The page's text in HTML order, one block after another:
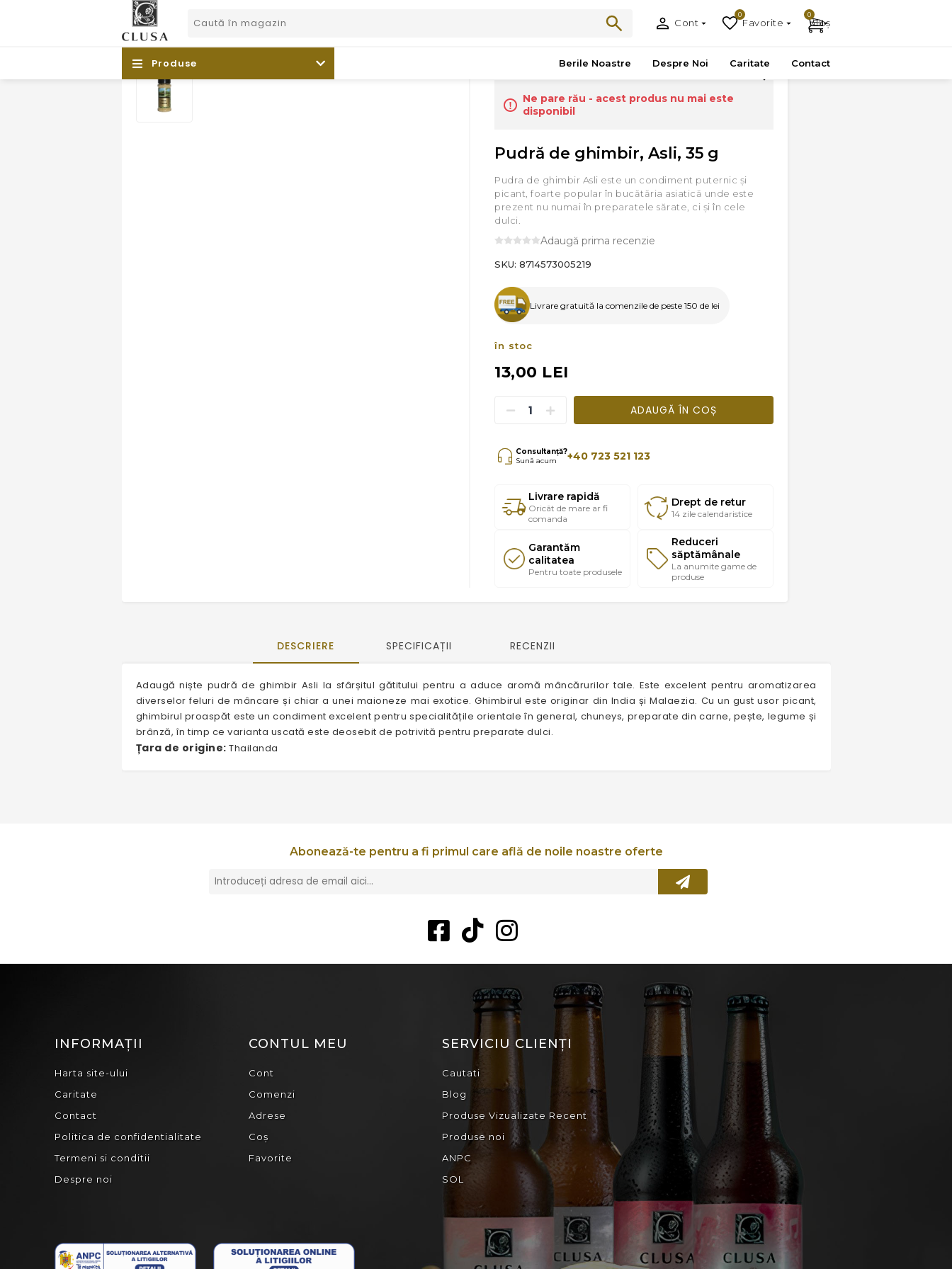
Cont Favorite
0
Coș
0
Berile Noastre Despre Noi Caritate Contact
Produse
Ne pare rău - acest produs nu mai este
disponibil
Pudră de ghimbir, Asli, 35 g
Pudra de ghimbir Asli este un condiment puternic și
picant, foarte popular în bucătăria asiatică unde este
prezent nu numai în preparatele sărate, ci și în cele
dulci.
Adaugă prima recenzie
SKU: 8714573005219
Livrare gratuită la comenzile de peste 150 de lei
în stoc
13,00 LEI
ADAUGĂ ÎN COȘ
Consultanță?
Sună acum
+40 723 521 123
Livrare rapidă
Oricât de mare ar fi
comanda
Drept de retur
14 zile calendaristice
Garantăm
calitatea
Pentru toate produsele
Reduceri
săptămânale
La anumite game de
produse
DESCRIERE SPECIFICAȚII RECENZII
Adaugă niște pudră de ghimbir Asli la sfârșitul gătitului pentru a aduce aromă mâncărurilor tale. Este excelent pentru aromatizarea
diverselor feluri de mâncare și chiar a unei maioneze mai exotice. Ghimbirul este originar din India și Malaezia. Cu un gust usor picant,
ghimbirul proaspăt este un condiment excelent pentru specialitățile orientale în general, chuneys, preparate din carne, pește, legume și
brânză, în timp ce varianta uscată este deosebit de potrivită pentru preparate dulci.
Țara de origine: Thailanda
Abonează-te pentru a fi primul care află de noile noastre oferte
INFORMAȚII
Harta site-ului
Caritate
Contact
Politica de confidentialitate
Termeni si conditii
Despre noi
CONTUL MEU
Cont
Comenzi
Adrese
Coș
Favorite
SERVICIU CLIENȚI
Cautati
Blog
Produse Vizualizate Recent
Produse noi
ANPC
SOL